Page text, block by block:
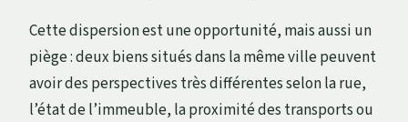
Cette dispersion est une opportunité, mais aussi un
piège : deux biens situés dans la même ville peuvent
avoir des perspectives très différentes selon la rue,
l’état de l’immeuble, la proximité des transports ou